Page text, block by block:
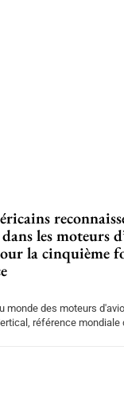
les moteurs
la cinquième
des moteurs d'avions. Chaque
référence mondiale